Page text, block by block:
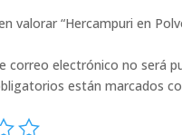
valorar “Hercampuri en
correo electrónico no será
están marcados